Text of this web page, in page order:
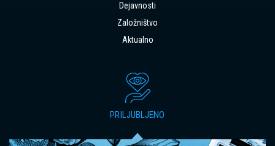
Dejavnosti
Založništvo
Aktualno
PRILJUBLJENO